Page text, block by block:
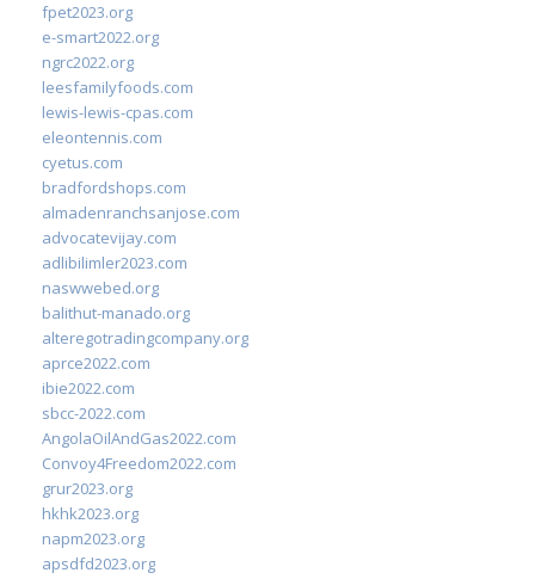
fpet2023.org
e-smart2022.org
ngrc2022.org
leesfamilyfoods.com
lewis-lewis-cpas.com
eleontennis.com
cyetus.com
bradfordshops.com
almadenranchsanjose.com
advocatevijay.com
adlibilimler2023.com
naswwebed.org
balithut-manado.org
alteregotradingcompany.org
aprce2022.com
ibie2022.com
sbcc-2022.com
AngolaOilAndGas2022.com
Convoy4Freedom2022.com
grur2023.org
hkhk2023.org
napm2023.org
apsdfd2023.org